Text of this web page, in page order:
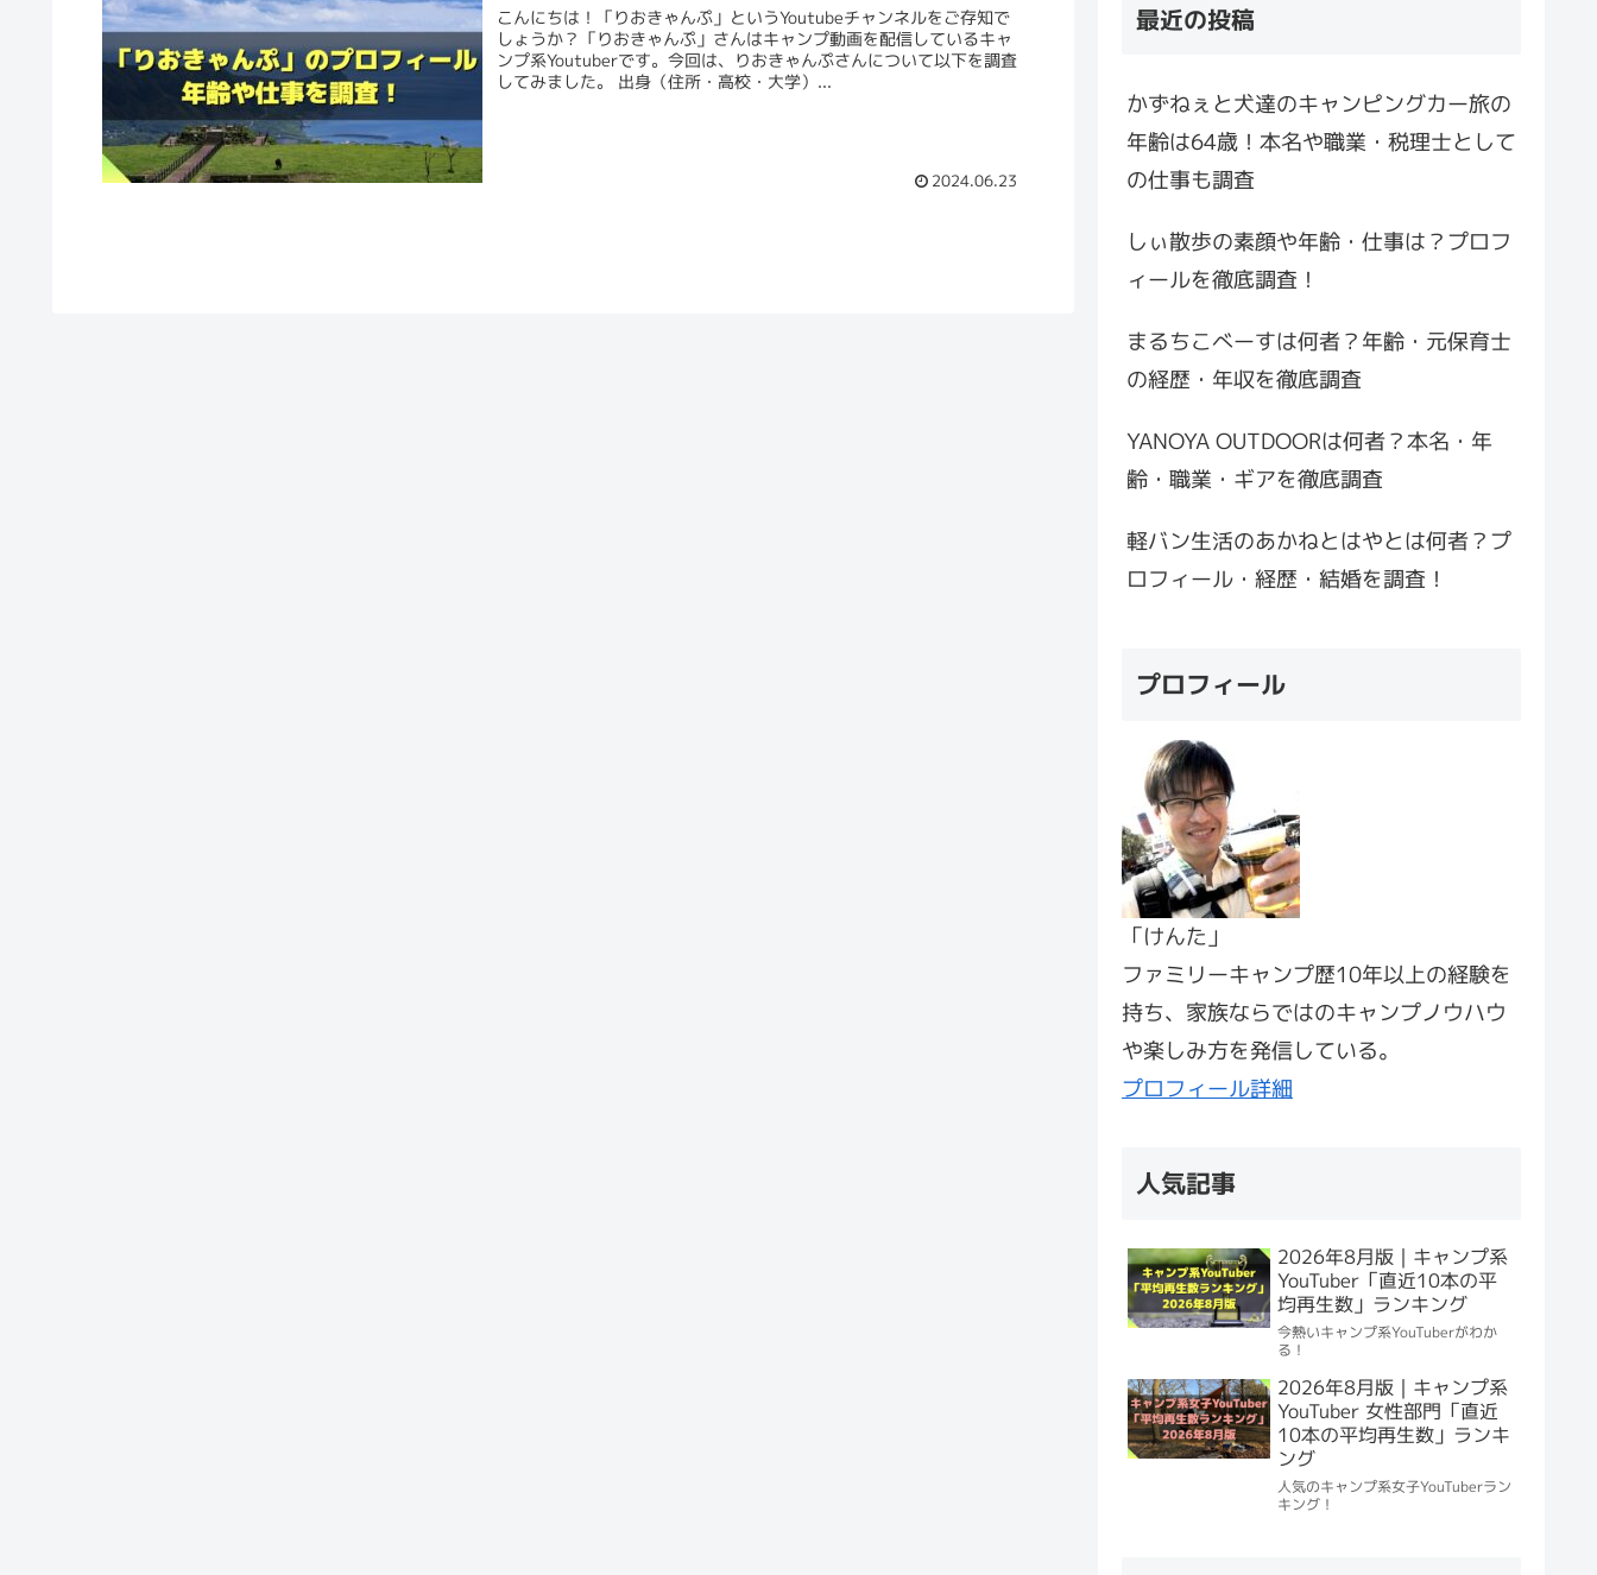
こんにちは！「りおきゃんぷ」というYoutubeチャンネルをご存知で
しょうか？「りおきゃんぷ」さんはキャンプ動画を配信しているキャ
ンプ系Youtuberです。今回は、りおきゃんぷさんについて以下を調査
してみました。 出身（住所・高校・大学）...
2024.06.23
最近の投稿
かずねぇと犬達のキャンピングカー旅の
年齢は64歳！本名や職業・税理士として
の仕事も調査
しぃ散歩の素顔や年齢・仕事は？プロフ
ィールを徹底調査！
まるちこべーすは何者？年齢・元保育士
の経歴・年収を徹底調査
YANOYA OUTDOORは何者？本名・年
齢・職業・ギアを徹底調査
軽バン生活のあかねとはやとは何者？プ
ロフィール・経歴・結婚を調査！
プロフィール
「けんた」
ファミリーキャンプ歴10年以上の経験を
持ち、家族ならではのキャンプノウハウ
や楽しみ方を発信している。
プロフィール詳細
人気記事
2026年8月版｜キャンプ系
YouTuber「直近10本の平
均再生数」ランキング
今熱いキャンプ系YouTuberがわか
る！
2026年8月版｜キャンプ系
YouTuber 女性部門「直近
10本の平均再生数」ランキ
ング
人気のキャンプ系女子YouTuberラン
キング！